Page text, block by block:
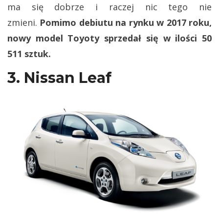
ma się dobrze i raczej nic tego nie
zmieni. Pomimo debiutu na rynku w 2017 roku,
nowy model Toyoty sprzedał się w ilości 50
511 sztuk.
3. Nissan Leaf